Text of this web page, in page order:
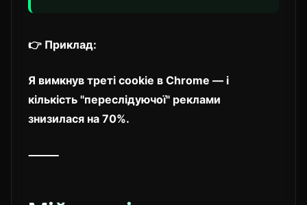
👉 Приклад:
Я вимкнув треті cookie в Chrome — і
кількість "переслідуючої" реклами
знизилася на 70%.
⸻